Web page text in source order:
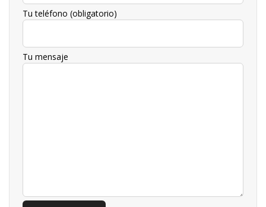
Tu teléfono (obligatorio)
Tu mensaje